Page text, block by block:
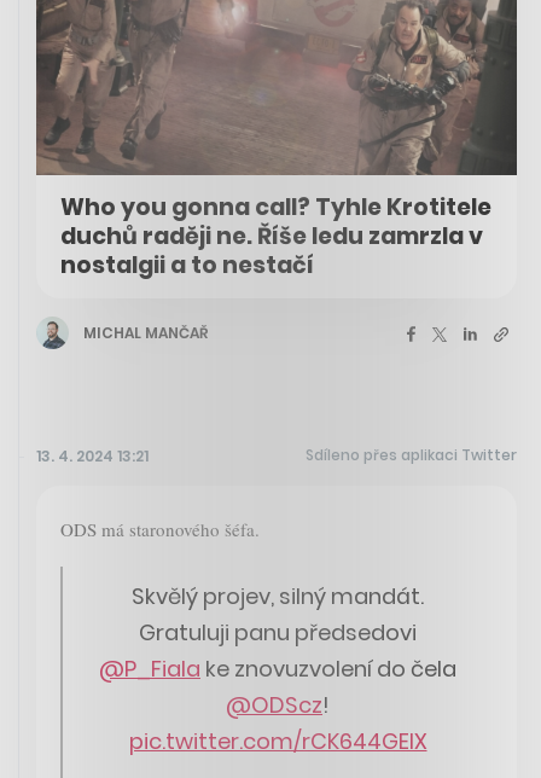
Who you gonna call? Tyhle Krotitele
duchů raději ne. Říše ledu zamrzla v
nostalgii a to nestačí
MICHAL MANČAŘ
13. 4. 2024 13:21 Sdíleno přes aplikaci Twitter
ODS má staronového šéfa.
Skvělý projev, silný mandát.
Gratuluji panu předsedovi
@P_Fiala ke znovuzvolení do čela
@ODScz!
pic.twitter.com/rCK644GElX